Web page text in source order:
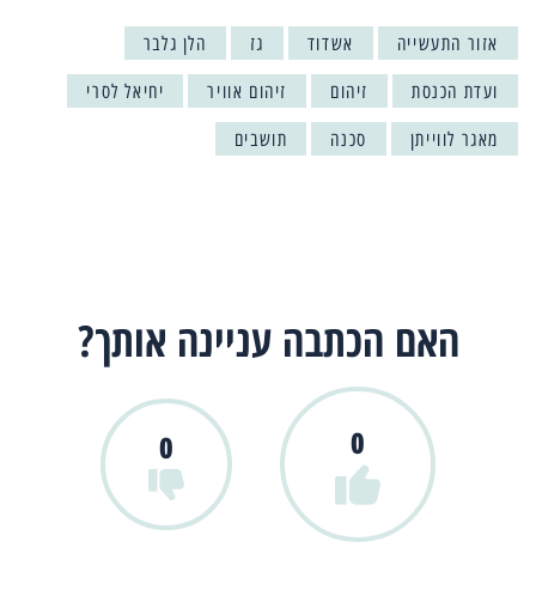
אזור התעשייה אשדוד גז הלן גלבר
ועדת הכנסת זיהום זיהום אוויר יחיאל לסרי
מאגר לווייתן סכנה תושבים
האם הכתבה עניינה אותך?
0
0